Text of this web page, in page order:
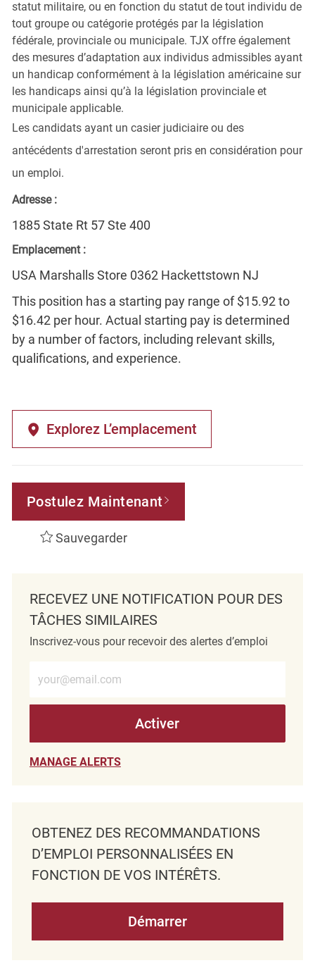
statut militaire, ou en fonction du statut de tout individu de
tout groupe ou catégorie protégés par la législation
fédérale, provinciale ou municipale. TJX offre également
des mesures d’adaptation aux individus admissibles ayant
un handicap conformément à la législation américaine sur
les handicaps ainsi qu’à la législation provinciale et
municipale applicable.
Les candidats ayant un casier judiciaire ou des
antécédents d'arrestation seront pris en considération pour
un emploi.
Adresse :
1885 State Rt 57 Ste 400
Emplacement :
USA Marshalls Store 0362 Hackettstown NJ
This position has a starting pay range of $15.92 to
$16.42 per hour. Actual starting pay is determined
by a number of factors, including relevant skills,
qualifications, and experience.
Explorez L’emplacement
Postulez Maintenant
Sauvegarder
RECEVEZ UNE NOTIFICATION POUR DES
TÂCHES SIMILAIRES
Inscrivez-vous pour recevoir des alertes d’emploi
Activer
MANAGE ALERTS
OBTENEZ DES RECOMMANDATIONS
D’EMPLOI PERSONNALISÉES EN
FONCTION DE VOS INTÉRÊTS.
Démarrer